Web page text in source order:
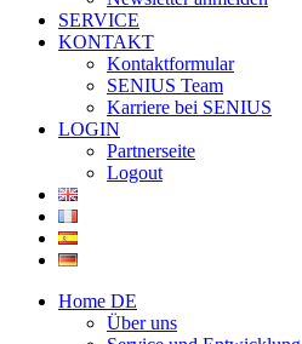
SERVICE
KONTAKT
Kontaktformular
SENIUS Team
Karriere bei SENIUS
LOGIN
Partnerseite
Logout
Home DE
Über uns